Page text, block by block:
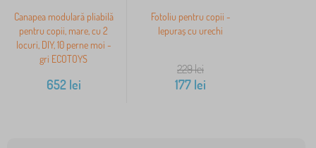
Canapea modulară pliabilă
pentru copii, mare, cu 2
locuri, DIY, 10 perne moi -
gri ECOTOYS
652lei
Fotoliu pentru copii -
Iepuraș cu urechi
229lei
177 lei